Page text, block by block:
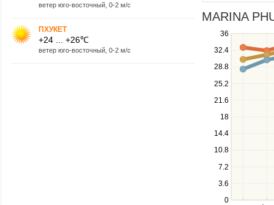
ветер юго-восточный, 0-2 м/с
ПХУКЕТ
+24 ... +26℃
ветер юго-восточный, 0-2 м/с
MARINA
0
3.6
7.2
10.8
14.4
18
21.6
25.2
28.8
32.4
36
Use
the
and
down
to
navigate
series.
Use
the
and
right